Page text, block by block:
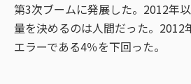
第3次ブームに発展した。2012年
量を決めるのは人間だった。2012
エラーである4％を下回った。